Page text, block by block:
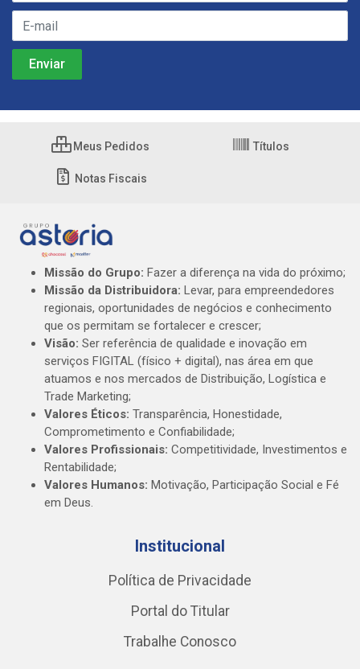
Meus Pedidos Títulos
Notas Fiscais
Missão do Grupo: Fazer a diferença na vida do próximo;
Missão da Distribuidora: Levar, para empreendedores
regionais, oportunidades de negócios e conhecimento
que os permitam se fortalecer e crescer;
Visão: Ser referência de qualidade e inovação em
serviços FIGITAL (físico + digital), nas área em que
atuamos e nos mercados de Distribuição, Logística e
Trade Marketing;
Valores Éticos: Transparência, Honestidade,
Comprometimento e Confiabilidade;
Valores Profissionais: Competitividade, Investimentos e
Rentabilidade;
Valores Humanos: Motivação, Participação Social e Fé
em Deus.
Institucional
Política de Privacidade
Portal do Titular
Trabalhe Conosco